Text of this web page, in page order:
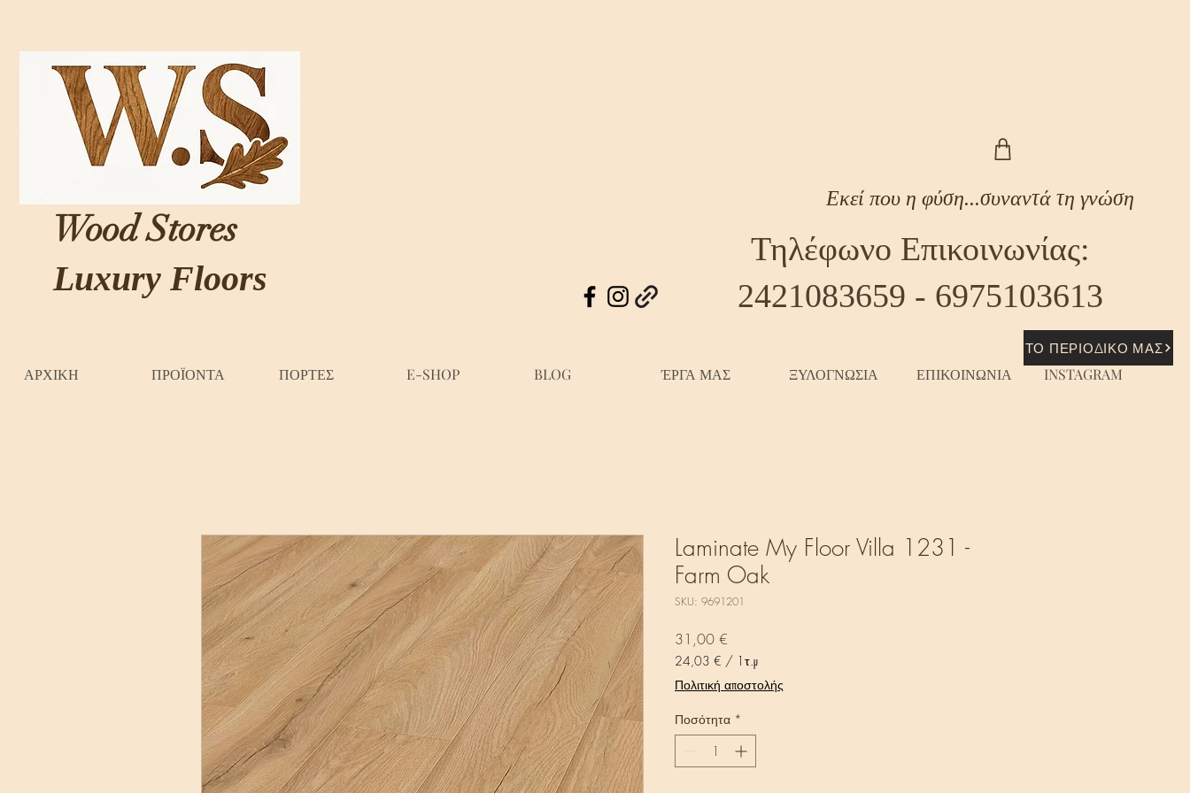
Wood Stores
Luxury Floors
Εκεί που η φύση...συναντά τη γνώση
ΤΟ ΠΕΡΙΟΔΙΚΟ ΜΑΣ
Τηλέφωνο Επικοινωνίας:
2421083659 - 6975103613
ΑΡΧΙΚΗ ΠΡΟΪΟΝΤΑ ΠΟΡΤΕΣ E-SHOP BLOG ΈΡΓΑ ΜΑΣ ΞΥΛΟΓΝΩΣΙΑ ΕΠΙΚΟΙΝΩΝΙΑ INSTAGRAM
Laminate My Floor Villa 1231 -
Farm Oak
SKU: 9691201
31,00 €
24,03 € / 1τ.μ
24,03 €
ανά
1
Τετραγωνικό
Πολιτική αποστολής
Ποσότητα *